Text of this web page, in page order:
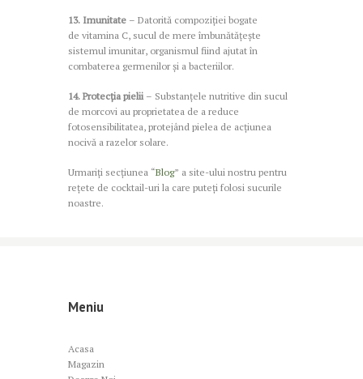
13. Imunitate – Datorită compoziției bogate
de vitamina C, sucul de mere îmbunătățește
sistemul imunitar, organismul fiind ajutat în
combaterea germenilor și a bacteriilor.
14. Protecția pielii– Substanțele nutritive din sucul
de morcovi au proprietatea de a reduce
fotosensibilitatea, protejând pielea de acțiunea
nocivă a razelor solare.
Urmariți secțiunea “Blog” a site-ului nostru pentru
rețete de cocktail-uri la care puteți folosi sucurile
noastre.
Meniu
Acasa
Magazin